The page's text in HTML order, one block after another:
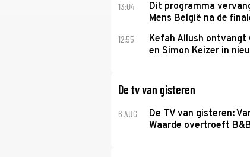
13:04
Dit programma
Mens België na de
12:55
Kefah Allush ontvangt
en Simon Keizer in
De tv van gisteren
6 AUG
De TV van gisteren:
Waarde overtroeft